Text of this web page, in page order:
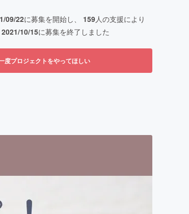
09/22に募集を開始し、 159人の支援により
2021/10/15に募集を終了しました
度プロジェクトをやってほしい